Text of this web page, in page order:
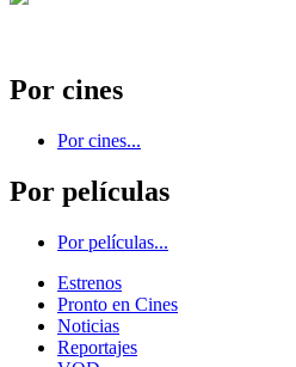
Por cines
Por cines...
Por películas
Por películas...
Estrenos
Pronto en Cines
Noticias
Reportajes